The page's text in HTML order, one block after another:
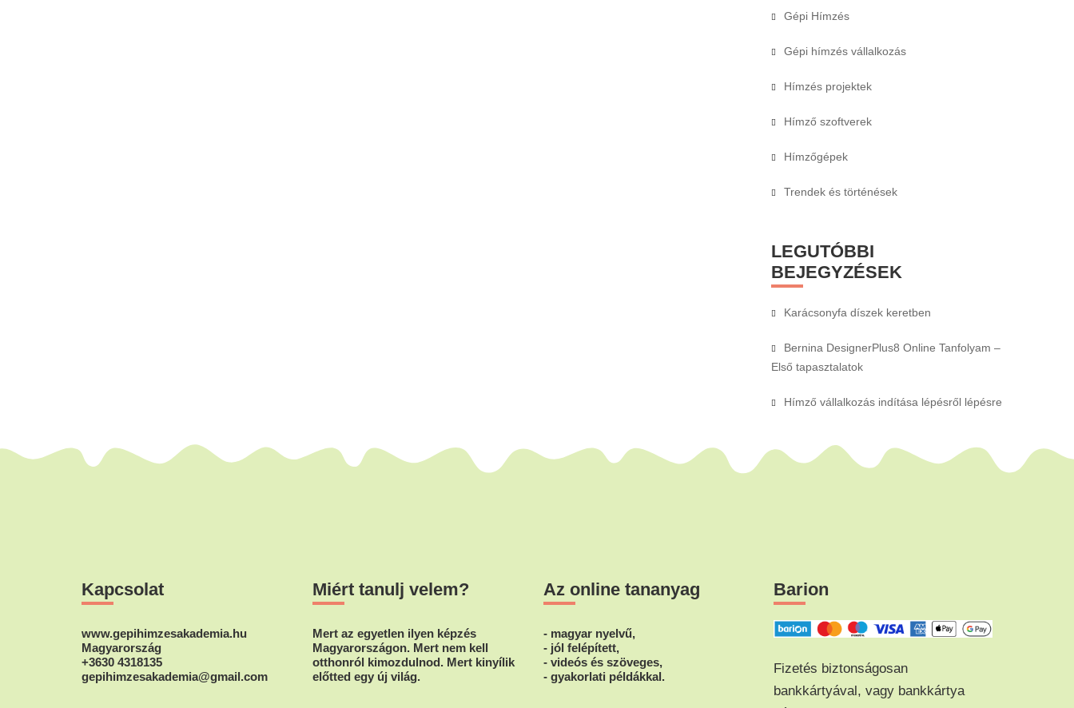
Gépi Hímzés
Gépi hímzés vállalkozás
Hímzés projektek
Hímző szoftverek
Hímzőgépek
Trendek és történések
LEGUTÓBBI
BEJEGYZÉSEK
Karácsonyfa díszek keretben
Bernina DesignerPlus8 Online Tanfolyam –
Első tapasztalatok
Hímző vállalkozás indítása lépésről lépésre
Kapcsolat
www.gepihimzesakademia.hu
Magyarország
+3630 4318135
gepihimzesakademia@gmail.com
Miért tanulj velem?
Mert az egyetlen ilyen képzés
Magyarországon. Mert nem kell
otthonról kimozdulnod. Mert kinyílik
előtted egy új világ.
Az online tananyag
- magyar nyelvű,
- jól felépített,
- videós és szöveges,
- gyakorlati példákkal.
Barion
Fizetés biztonságosan
bankkártyával, vagy bankkártya